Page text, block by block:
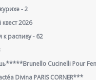
- 2
2026
распиву - 62
Cucinelli Pour
Divina PARIS CORNER***